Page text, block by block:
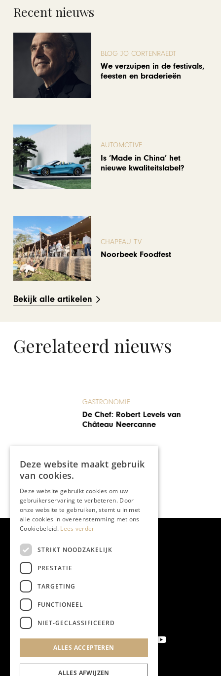
Recent nieuws
BLOG JO CORTENRAEDT
We verzuipen in de festivals,
feesten en braderieën
AUTOMOTIVE
Is ‘Made in China’ het
nieuwe kwaliteitslabel?
CHAPEAU TV
Noorbeek Foodfest
Bekijk alle artikelen
Gerelateerd nieuws
GASTRONOMIE
Terrassen in Limburg
Aanmelden nieuwsbrief
Deze website maakt gebruik
van cookies.
Deze website gebruikt cookies om uw
gebruikerservaring te verbeteren. Door
onze website te gebruiken, stemt u in met
alle cookies in overeenstemming met ons
Cookiebeleid. Lees verder
STRIKT NOODZAKELIJK
PRESTATIE
TARGETING
FUNCTIONEEL
NIET-GECLASSIFICEERD
ALLES ACCEPTEREN
ALLES AFWIJZEN